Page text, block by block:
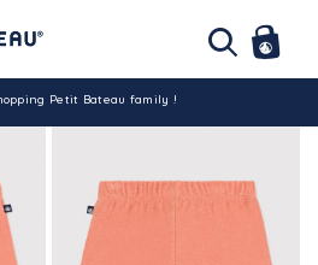
Petit Bateau family !
assurée partout en Tunisie !
par carte bancaire (hors promo)